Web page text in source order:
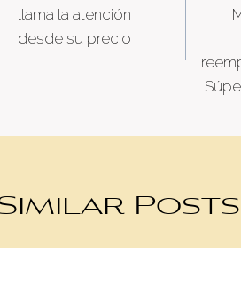
llama la atención
desde su precio
Posts